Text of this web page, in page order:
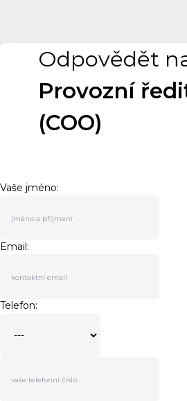
Odpovědět
Provozní
(COO)
Vaše jméno:
Email:
Telefon: